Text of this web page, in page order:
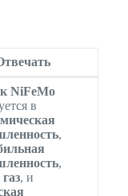
NiFeMo
в
,
,
, и